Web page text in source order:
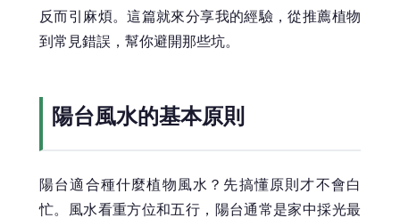
反而引麻煩。這篇就來分享我的經驗，從推薦植物
到常見錯誤，幫你避開那些坑。
陽台風水的基本原則
陽台適合種什麼植物風水？先搞懂原則才不會白
忙。風水看重方位和五行，陽台通常是家中採光最